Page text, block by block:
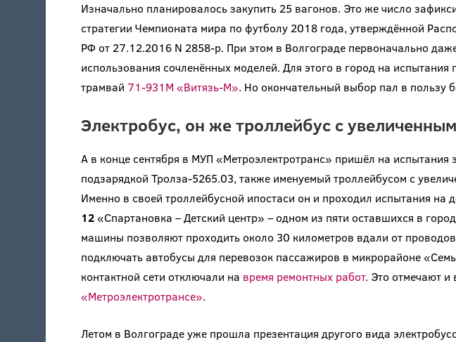
Изначально планировалось закупить 25 вагонов. Это же число
стратегии Чемпионата мира по футболу 2018 года, утверждённой
РФ от 27.12.2016 N 2858-р. При этом в Волгограде первоначально
использования сочленённых моделей. Для этого в город на
трамвай 71-931М «Витязь-М». Но окончательный выбор пал в пользу
Электробус, он же троллейбус с
А в конце сентября в МУП «Метроэлектротранс» пришёл на испытания
подзарядкой Тролза-5265.03, также именуемый троллейбусом с
Именно в своей троллейбусной ипостаси он и проходил испытания на
12«Спартановка – Детский центр» – одном из пяти оставшихся в
машины позволяют проходить около 30 километров вдали от
подключать автобусы для перевозок пассажиров в микрорайоне
контактной сети отключали на время ремонтных работ. Это отмечают и
«Метроэлектротрансе».
Летом в Волгограде уже прошла презентация другого вида